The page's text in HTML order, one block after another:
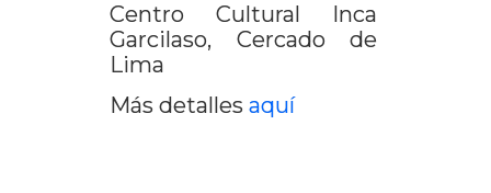
Centro Cultural Inca
Garcilaso, Cercado de
Lima
Más detalles aquí